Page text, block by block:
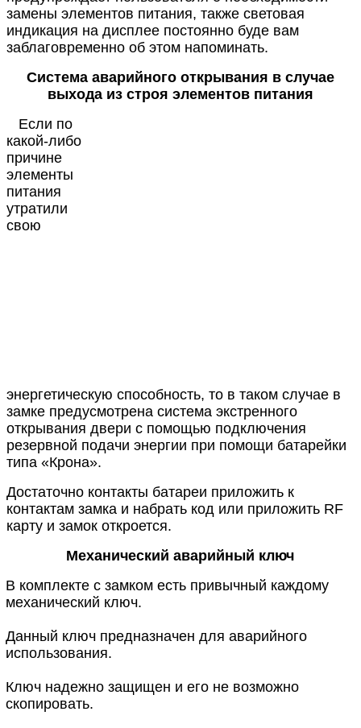
замены элементов питания, также световая
индикация на дисплее постоянно буде вам
заблаговременно об этом напоминать.
Система аварийного открывания в случае
выхода из строя элементов питания
Если по
какой-либо
причине
элементы
питания
утратили
свою
энергетическую способность, то в таком случае в
замке предусмотрена система экстренного
открывания двери с помощью подключения
резервной подачи энергии при помощи батарейки
типа «Крона».
Достаточно контакты батареи приложить к
контактам замка и набрать код или приложить RF
карту и замок откроется.
Механический аварийный ключ
В комплекте с замком есть привычный каждому
механический ключ.
Данный ключ предназначен для аварийного
использования.
Ключ надежно защищен и его не возможно
скопировать.